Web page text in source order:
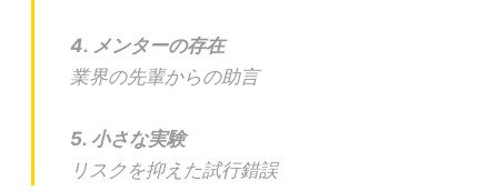
4. メンターの存在
業界の先輩からの助言
5. 小さな実験
リスクを抑えた試行錯誤